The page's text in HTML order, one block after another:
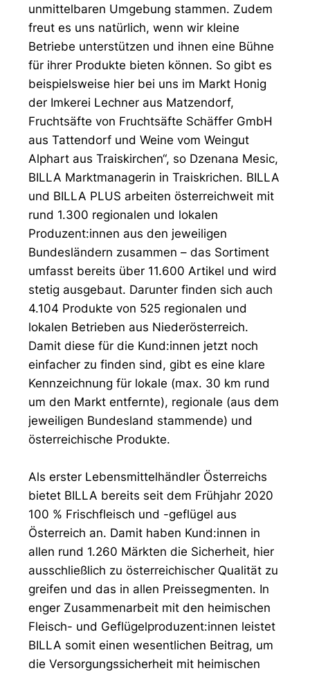
unmittelbaren Umgebung stammen. Zudem
freut es uns natürlich, wenn wir kleine
Betriebe unterstützen und ihnen eine Bühne
für ihrer Produkte bieten können. So gibt es
beispielsweise hier bei uns im Markt Honig
der Imkerei Lechner aus Matzendorf,
Fruchtsäfte von Fruchtsäfte Schäffer GmbH
aus Tattendorf und Weine vom Weingut
Alphart aus Traiskirchen“, so Dzenana Mesic,
BILLA Marktmanagerin in Traiskrichen. BILLA
und BILLA PLUS arbeiten österreichweit mit
rund 1.300 regionalen und lokalen
Produzent:innen aus den jeweiligen
Bundesländern zusammen – das Sortiment
umfasst bereits über 11.600 Artikel und wird
stetig ausgebaut. Darunter finden sich auch
4.104 Produkte von 525 regionalen und
lokalen Betrieben aus Niederösterreich.
Damit diese für die Kund:innen jetzt noch
einfacher zu finden sind, gibt es eine klare
Kennzeichnung für lokale (max. 30 km rund
um den Markt entfernte), regionale (aus dem
jeweiligen Bundesland stammende) und
österreichische Produkte.
Als erster Lebensmittelhändler Österreichs
bietet BILLA bereits seit dem Frühjahr 2020
100 % Frischfleisch und -geflügel aus
Österreich an. Damit haben Kund:innen in
allen rund 1.260 Märkten die Sicherheit, hier
ausschließlich zu österreichischer Qualität zu
greifen und das in allen Preissegmenten. In
enger Zusammenarbeit mit den heimischen
Fleisch- und Geflügelproduzent:innen leistet
BILLA somit einen wesentlichen Beitrag, um
die Versorgungssicherheit mit heimischen